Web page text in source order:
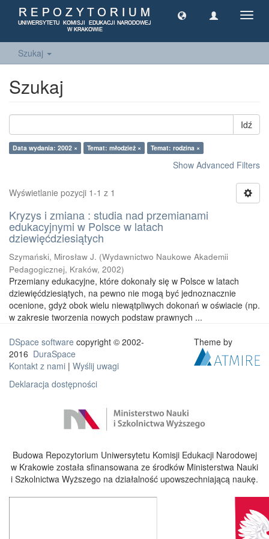
Szukaj
Szukaj
Idź
Data wydania: 2002 × Temat: młodzież × Temat: rodzina ×
Show Advanced Filters
Wyświetlanie pozycji 1-1 z 1
Kryzys i zmiana : studia nad przemianami
edukacyjnymi w Polsce w latach
dziewięćdziesiątych
Szymański, Mirosław J. (Wydawnictwo Naukowe Akademii
Pedagogicznej, Kraków, 2002)
Przemiany edukacyjne, które dokonały się w Polsce w latach
dziewięćdziesiątych, na pewno nie mogą być jednoznacznie
ocenione, gdyż obok wielu niewątpliwych dokonań w oświacie (np.
w zakresie tworzenia nowych podstaw prawnych ...
DSpace software copyright © 2002-
2016 DuraSpace
Kontakt z nami | Wyślij uwagi
Deklaracja dostępności
Theme by
Budowa Repozytorium Uniwersytetu Komisji Edukacji Narodowej
w Krakowie została sfinansowana ze środków Ministerstwa Nauki
i Szkolnictwa Wyższego na działalność upowszechniającą naukę.